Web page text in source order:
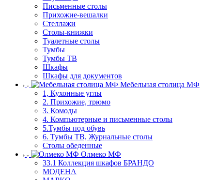
Письменные столы
Прихожие-вешалки
Стеллажи
Столы-книжки
Туалетные столы
Тумбы
Тумбы ТВ
Шкафы
Шкафы для документов
Мебельная столица МФ
1, Кухонные углы
2. Прихожие, трюмо
3. Комоды
4. Компьютерные и письменные столы
5.Тумбы под обувь
6. Тумбы ТВ, Журнальные столы
Столы обеденные
Олмеко МФ
33.1 Коллекция шкафов БРАНДО
МОДЕНА